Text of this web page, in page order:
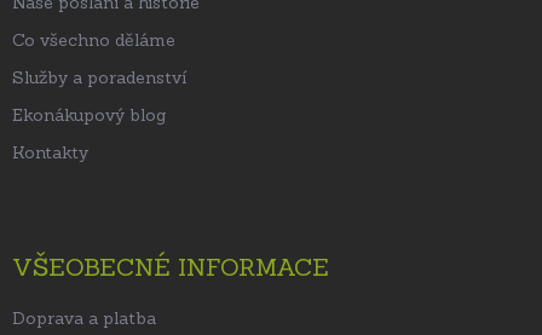
Co všechno děláme
Služby a poradenství
Ekonákupový blog
Kontakty
VŠEOBECNÉ INFORMACE
Doprava a platba